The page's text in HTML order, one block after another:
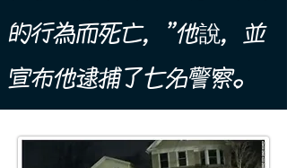
的行為而死亡，”他說，並
宣布他逮捕了七名警察。